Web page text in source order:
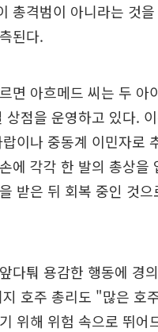
총격범이 아니라는 것
된다.
면 아흐메드 씨는 두 아
상점을 운영하고 있다.
이나 중동계 이민자로
에 각각 한 발의 총상을
받은 뒤 회복 중인 것으
다퉈 용감한 행동에 경
호주 총리도 "많은 호
위해 위험 속으로 뛰어